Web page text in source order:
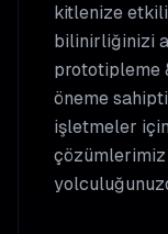
kitlenize
bilinirliğinizi
prototipleme
öneme
işletmeler